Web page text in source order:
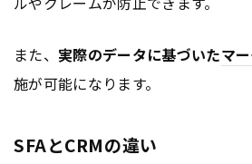
また、 実際のデータに基づいたマ
施が可能になります。
SFAとCRMの違い